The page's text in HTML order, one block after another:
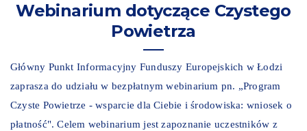
Webinarium dotyczące Czystego
Powietrza
Główny Punkt Informacyjny Funduszy Europejskich w Łodzi
zaprasza do udziału w bezpłatnym webinarium pn. „Program
Czyste Powietrze - wsparcie dla Ciebie i środowiska: wniosek o
płatność". Celem webinarium jest zapoznanie uczestników z